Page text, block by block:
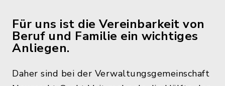
Für uns ist die Vereinbarkeit von
Beruf und Familie ein wichtiges
Anliegen.
Daher sind bei der Verwaltungsgemeinschaft